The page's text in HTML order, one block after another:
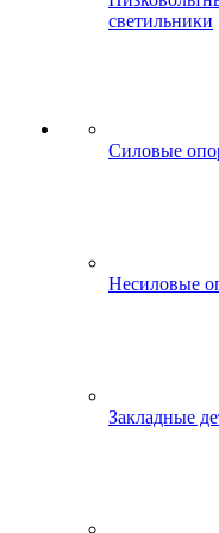
светильники
Силовые
Несиловые
Закладные